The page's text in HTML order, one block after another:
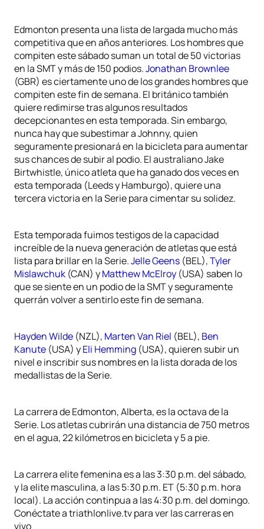
Edmonton presenta una lista de largada mucho más
competitiva que en años anteriores. Los hombres que
compiten este sábado suman un total de 50 victorias
en la SMT y más de 150 podios.Jonathan Brownlee
(GBR) es ciertamente uno de los grandes hombres que
compiten este fin de semana. El británico también
quiere redimirse tras algunos resultados
decepcionantes en esta temporada. Sin embargo,
nunca hay que subestimar a Johnny, quien
seguramente presionará en la bicicleta para aumentar
sus chances de subir al podio. El australiano Jake
Birtwhistle, único atleta que ha ganado dos veces en
esta temporada (Leeds y Hamburgo), quiere una
tercera victoria en la Serie para cimentar su solidez.
Esta temporada fuimos testigos de la capacidad
increíble de la nueva generación de atletas que está
lista para brillar en la Serie.Jelle Geens (BEL),Tyler
Mislawchuk (CAN) yMatthew McElroy (USA) saben lo
que se siente en un podio de la SMT y seguramente
querrán volver a sentirlo este fin de semana.
Hayden Wilde (NZL), Marten Van Riel (BEL), Ben
Kanute (USA) yEli Hemming (USA), quieren subir un
nivel e inscribir sus nombres en la lista dorada de los
medallistas de la Serie.
La carrera de Edmonton, Alberta, es la octava de la
Serie. Los atletas cubrirán una distancia de 750 metros
en el agua, 22 kilómetros en bicicleta y 5 a pie.
La carrera elite femenina es a las 3:30 p.m. del sábado,
y la elite masculina, a las 5:30 p.m. ET (5:30 p.m. hora
local). La acción continpua a las 4:30 p.m. del domingo.
Conéctate a triathlonlive.tv para ver las carreras en
vivo